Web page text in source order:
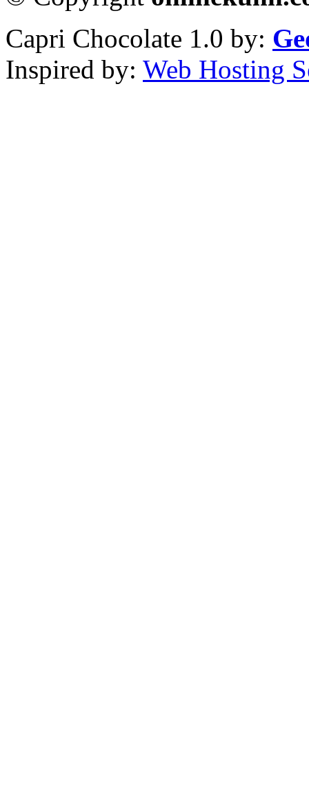
Capri Chocolate 1.0 by:
Inspired by: Web Hosting